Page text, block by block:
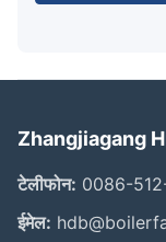
Zhangjiagang
टेलीफोन: 0086-
ईमेल: